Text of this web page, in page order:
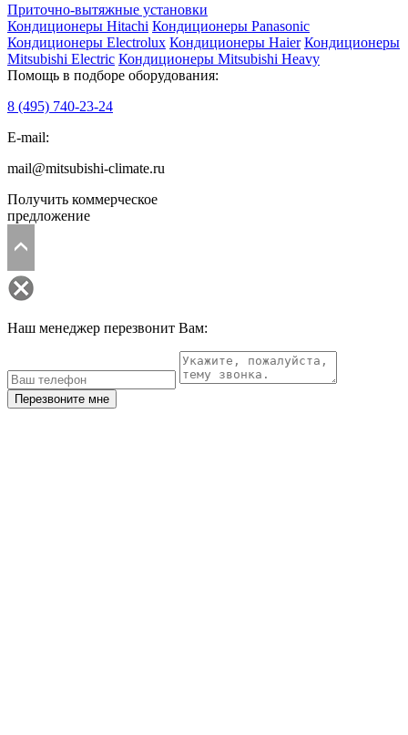
Приточно-вытяжные установки
Кондиционеры Hitachi Кондиционеры Panasonic
Кондиционеры Electrolux Кондиционеры Haier Кондиционеры
Mitsubishi Electric Кондиционеры Mitsubishi Heavy
Помощь в подборе оборудования:
8 (495) 740-23-24
E-mail:
mail@mitsubishi-climate.ru
Получить коммерческое
предложение
Наш менеджер перезвонит Вам:
Перезвоните мне